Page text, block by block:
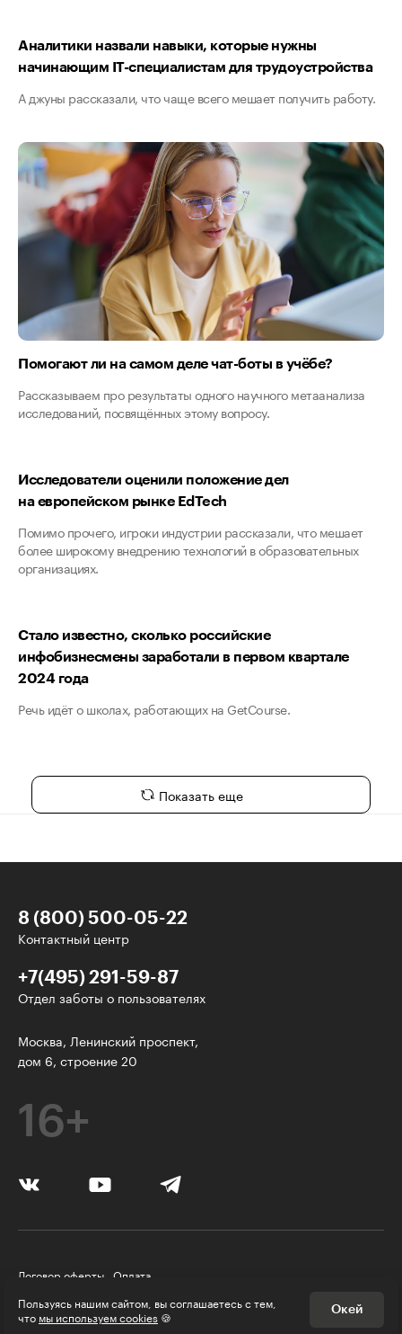
Аналитики назвали навыки, которые нужны
начинающим IT-специалистам для трудоустройства
А джуны рассказали, что чаще всего мешает получить работу.
Помогают ли на самом деле чат-боты в учёбе?
Рассказываем про результаты одного научного метаанализа
исследований, посвящённых этому вопросу.
Исследователи оценили положение дел
на европейском рынке EdTech
Помимо прочего, игроки индустрии рассказали, что мешает
более широкому внедрению технологий в образовательных
организациях.
Стало известно, сколько российские
инфобизнесмены заработали в первом квартале
2024 года
Речь идёт о школах, работающих на GetCourse.
Показать еще
8 (800) 500-05-22
Контактный центр
+7(495) 291-59-87
Отдел заботы о пользователях
Москва, Ленинский проспект,
дом 6, строение 20
16+
© Skillbox, 2026
Договор оферты Оплата
Политика конфиденциальности
Пользуясь нашим сайтом, вы соглашаетесь с тем,
что мы используем cookies 🍪 Окей
У нас есть классные рассылки!
Электронная почта